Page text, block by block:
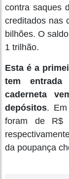
contra saques
creditados nas
bilhões. O
1 trilhão.
Esta é a
tem
caderneta
depósitos.
foram de R$
da poupança